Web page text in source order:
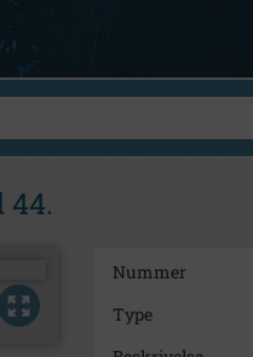
44.
Nummer
Type